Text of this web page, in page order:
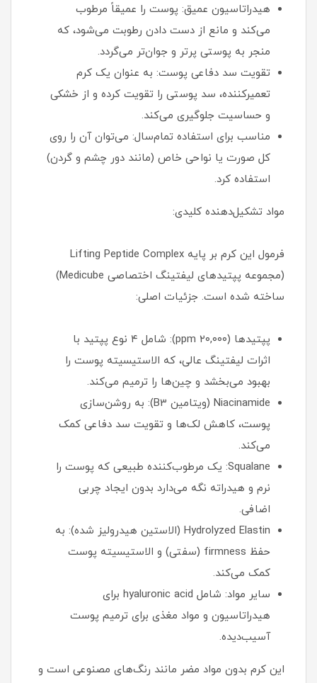
هیدراتاسیون عمیق: پوست را عمیقاً مرطوب
می‌کند و مانع از دست دادن رطوبت می‌شود، که
منجر به پوستی پرتر و جوان‌تر می‌گردد.
تقویت سد دفاعی پوست: به عنوان یک کرم
تعمیرکننده، سد پوستی را تقویت کرده و از خشکی
و حساسیت جلوگیری می‌کند.
مناسب برای استفاده تمام‌سال: می‌توان آن را روی
کل صورت یا نواحی خاص (مانند دور چشم و گردن)
استفاده کرد.
مواد تشکیل‌دهنده کلیدی:
فرمول این کرم بر پایه Lifting Peptide Complex
(مجموعه پپتیدهای لیفتینگ اختصاصی Medicube)
ساخته شده است. جزئیات اصلی:
پپتیدها (۲۰,۰۰۰ ppm): شامل ۴ نوع پپتید با
اثرات لیفتینگ عالی، که الاستیسیته پوست را
بهبود می‌بخشد و چین‌ها را ترمیم می‌کند.
Niacinamide (ویتامین B3): به روشن‌سازی
پوست، کاهش لک‌ها و تقویت سد دفاعی کمک
می‌کند.
Squalane: یک مرطوب‌کننده طبیعی که پوست را
نرم و هیدراته نگه می‌دارد بدون ایجاد چربی
اضافی.
Hydrolyzed Elastin (الاستین هیدرولیز شده): به
حفظ firmness (سفتی) و الاستیسیته پوست
کمک می‌کند.
سایر مواد: شامل hyaluronic acid برای
هیدراتاسیون و مواد مغذی برای ترمیم پوست
آسیب‌دیده.
این کرم بدون مواد مضر مانند رنگ‌های مصنوعی است و